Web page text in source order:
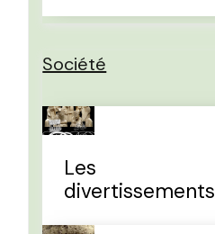
Société
Les
divertissements